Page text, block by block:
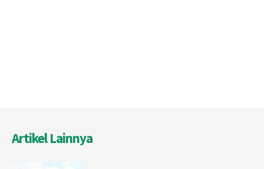
Artikel Lainnya